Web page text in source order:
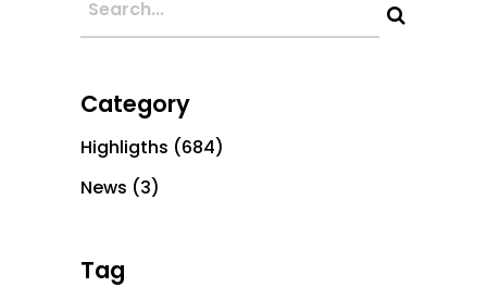
Category
Highligths (684)
News (3)
Tag